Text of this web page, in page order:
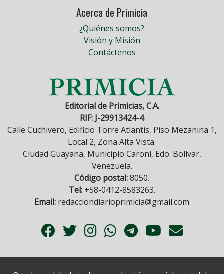
Acerca de Primicia
¿Quiénes somos?
Visión y Misión
Contáctenos
Editorial de Primicias, C.A.
RIF: J-29913424-4
Calle Cuchivero, Edificio Torre Atlantis, Piso Mezanina 1,
Local 2, Zona Alta Vista.
Ciudad Guayana, Municipio Caroní, Edo. Bolívar,
Venezuela.
Código postal:8050.
Tel:+58-0412-8583263.
Email: redacciondiarioprimicia@gmail.com